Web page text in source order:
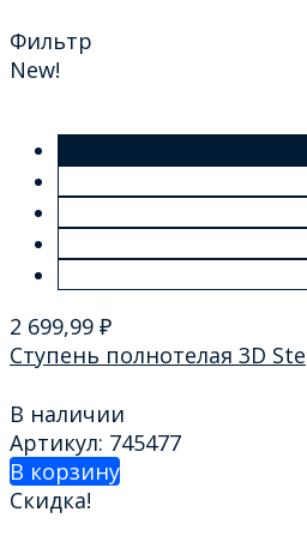
Фильтр
New!
2 699,99 ₽
Ступень полнотелая 3D
В наличии
Артикул: 745477
В корзину
Скидка!